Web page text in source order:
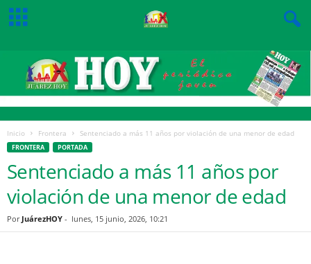
Inicio Frontera Sentenciado a más 11 años por violación de una menor de edad
FRONTERA PORTADA
Sentenciado a más 11 años por
violación de una menor de edad
Por JuárezHOY - lunes, 15 junio, 2026, 10:21